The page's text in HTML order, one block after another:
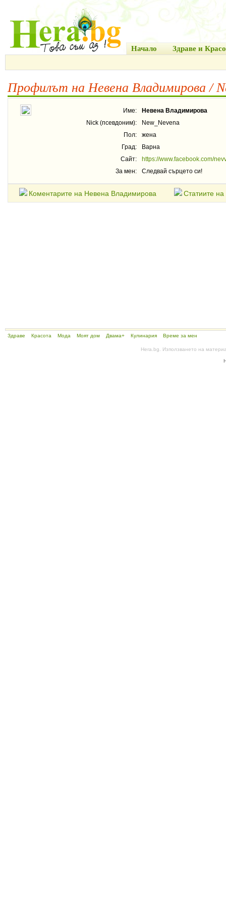
Начало Здраве и
Профилът на Невена Владимирова /
Име:
Невена Владимирова
Nick (псевдоним):
New_Nevena
Пол:
жена
Град:
Варна
Сайт:
https://www.facebook.com/
За мен:
Следвай сърцето си!
Коментарите на Невена Владимирова Статиите
Здраве Красота Мода Моят дом Двама+ Кулинария Време за мен
Hera.bg. Използването на